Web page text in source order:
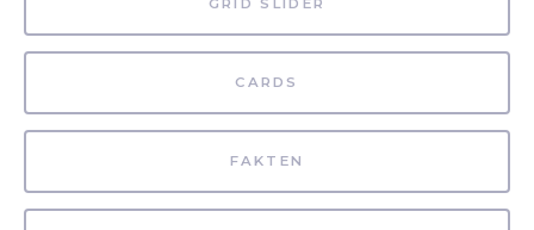
GRID SLIDER
CARDS
FAKTEN